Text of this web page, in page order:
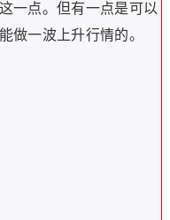
一点。但有一点是可以
做一波上升行情的。